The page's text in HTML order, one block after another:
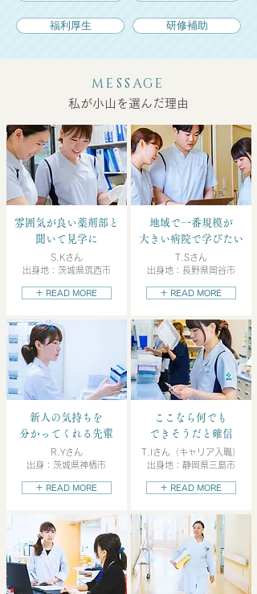
日本潰瘍学会で準学術奨
励賞を受賞しました。
福利厚生 研修補助
MESSAGE
私が小山を選んだ理由
雰囲気が良い薬剤部と
聞いて見学に
S.Kさん
出身地：茨城県筑西市
＋ READ MORE
新人の気持ちを
分かってくれる先輩
R.Yさん
出身：茨城県神栖市
＋ READ MORE
地域で一番規模が
大きい病院で学びたい
T.Sさん
出身地：長野県岡谷市
＋ READ MORE
ここなら何でも
できそうだと確信
T.Iさん（キャリア入職）
出身地：静岡県三島市
＋ READ MORE